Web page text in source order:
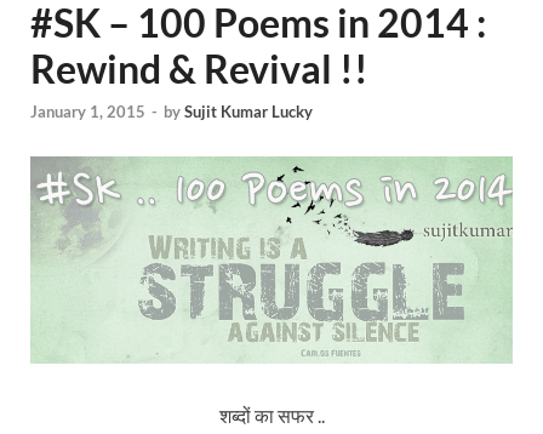
#SK – 100 Poems in 2014 :
Rewind & Revival !!
January 1, 2015 - bySujit Kumar Lucky
शब्दों का सफर ..